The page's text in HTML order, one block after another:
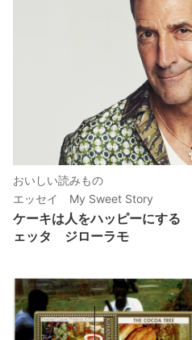
おいしい読みもの
エッセイ My Sweet Story
ケーキは人をハッピーにす
ェッタ ジローラモ